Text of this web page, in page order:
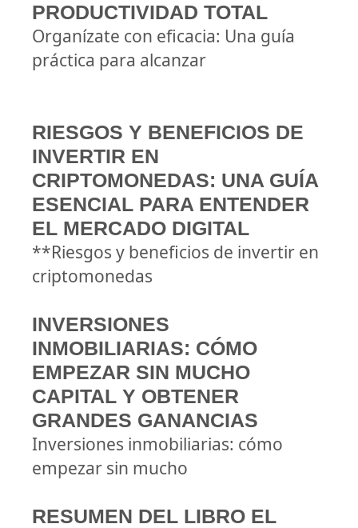
PRODUCTIVIDAD TOTAL
Organízate con eficacia: Una guía
práctica para alcanzar
RIESGOS Y BENEFICIOS DE
INVERTIR EN
CRIPTOMONEDAS: UNA GUÍA
ESENCIAL PARA ENTENDER
EL MERCADO DIGITAL
**Riesgos y beneficios de invertir en
criptomonedas
INVERSIONES
INMOBILIARIAS: CÓMO
EMPEZAR SIN MUCHO
CAPITAL Y OBTENER
GRANDES GANANCIAS
Inversiones inmobiliarias: cómo
empezar sin mucho
RESUMEN DEL LIBRO EL